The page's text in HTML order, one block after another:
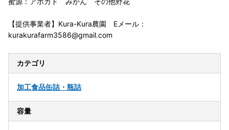
【提供事業者】Kura-Kura農園 Eメール：
kurakurafarm3586@gmail.com
カテゴリ
加工食品缶詰・瓶詰
容量